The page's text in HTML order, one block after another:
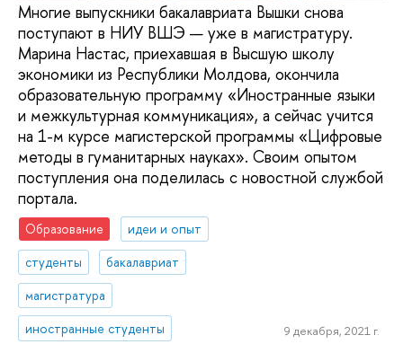
Многие выпускники бакалавриата Вышки снова
поступают в НИУ ВШЭ — уже в магистратуру.
Марина Настас, приехавшая в Высшую школу
экономики из Республики Молдова, окончила
образовательную программу «Иностранные языки
и межкультурная коммуникация», а сейчас учится
на 1-м курсе магистерской программы «Цифровые
методы в гуманитарных науках». Своим опытом
поступления она поделилась с новостной службой
портала.
Образование
идеи и опыт
студенты
бакалавриат
магистратура
иностранные студенты
9 декабря, 2021 г.